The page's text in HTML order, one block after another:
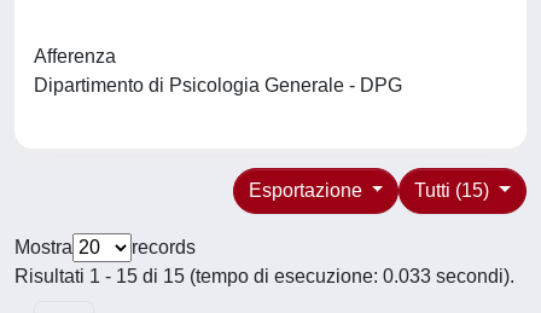
Afferenza
Dipartimento di Psicologia Generale - DPG
Tutti (15)
Esportazione
Mostra
records
Risultati 1 - 15 di 15 (tempo di esecuzione: 0.033 secondi).